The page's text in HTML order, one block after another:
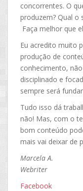
concorrentes. O
produzem? Qual o
Faça melhor que
Eu acredito muito
produção de
conhecimento,
disciplinado e
sempre será
Tudo isso dá
não! Mas, com o
bom conteúdo
mais vai deixar de
Marcela A.
Webriter
Facebook